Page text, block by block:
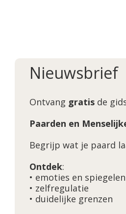
Nieuwsbrief
Ontvang gratis de
Paarden en
Begrijp wat je paard
Ontdek:
• emoties en spiegelen
• zelfregulatie
• duidelijke grenzen